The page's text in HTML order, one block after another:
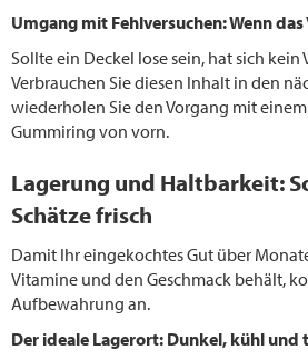
Umgang mit Fehlversuchen: Wenn
Sollte ein Deckel lose sein, hat sich
Verbrauchen Sie diesen Inhalt in den
wiederholen Sie den Vorgang mit
Gummiring von vorn.
Lagerung und Haltbarkeit:
Schätze frisch
Damit Ihr eingekochtes Gut über
Vitamine und den Geschmack behält,
Aufbewahrung an.
Der ideale Lagerort: Dunkel, kühl und